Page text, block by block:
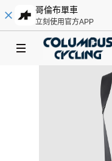
哥倫布單車
立刻使用官方APP